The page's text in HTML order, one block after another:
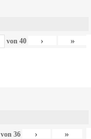
von 40 › »
von 36 › »